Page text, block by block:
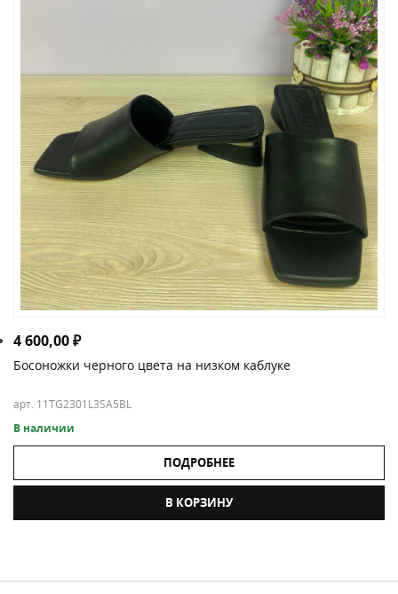
4 600,00₽
Босоножки черного цвета на низком каблуке
арт. 11TG2301L3SA5BL
В наличии
ПОДРОБНЕЕ
В КОРЗИНУ